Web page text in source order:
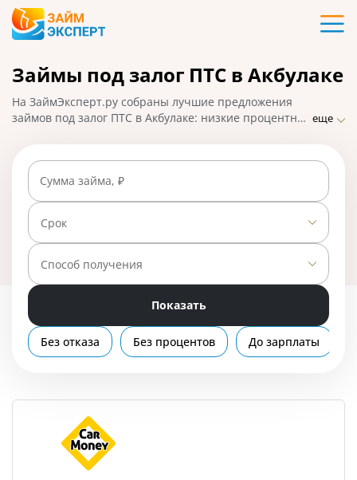
Карты
Кредиты
Ипотека
Займы
Вклады
Бизнес
Помощь
Акбулак
Займы под залог ПТС в Акбулаке
На ЗаймЭксперт.ру собраны лучшие предложения
займов под залог ПТС в Акбулаке: низкие процентные
большую сумму, подайте заявку онлайн и получите
ответ от МФО. На 01.05.2025 вам доступно 5
предложений со ставкой от 0% в день.
еще
Сумма займа, ₽
Срок
Способ получения
Показать
Без отказа Без процентов До зарплаты